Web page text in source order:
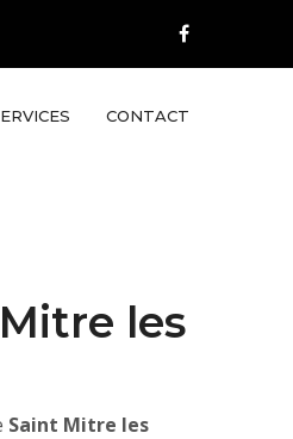
CONTACT
les
Saint Mitre les